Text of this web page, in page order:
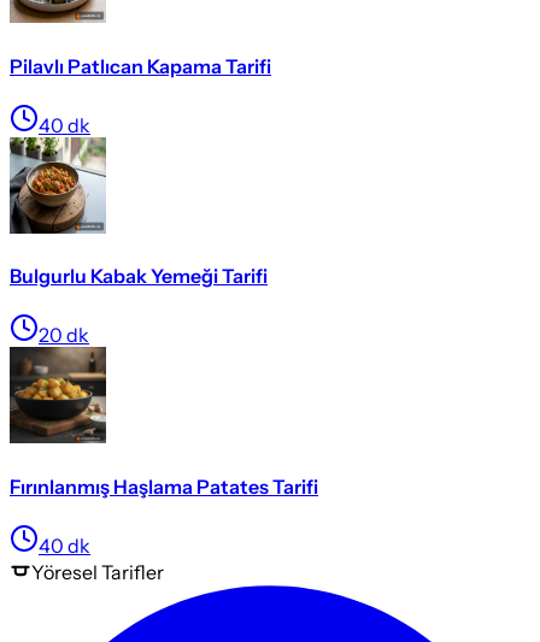
Pilavlı Patlıcan Kapama Tarifi
40 dk
Bulgurlu Kabak Yemeği Tarifi
20 dk
Fırınlanmış Haşlama Patates Tarifi
40 dk
Yöresel Tarifler